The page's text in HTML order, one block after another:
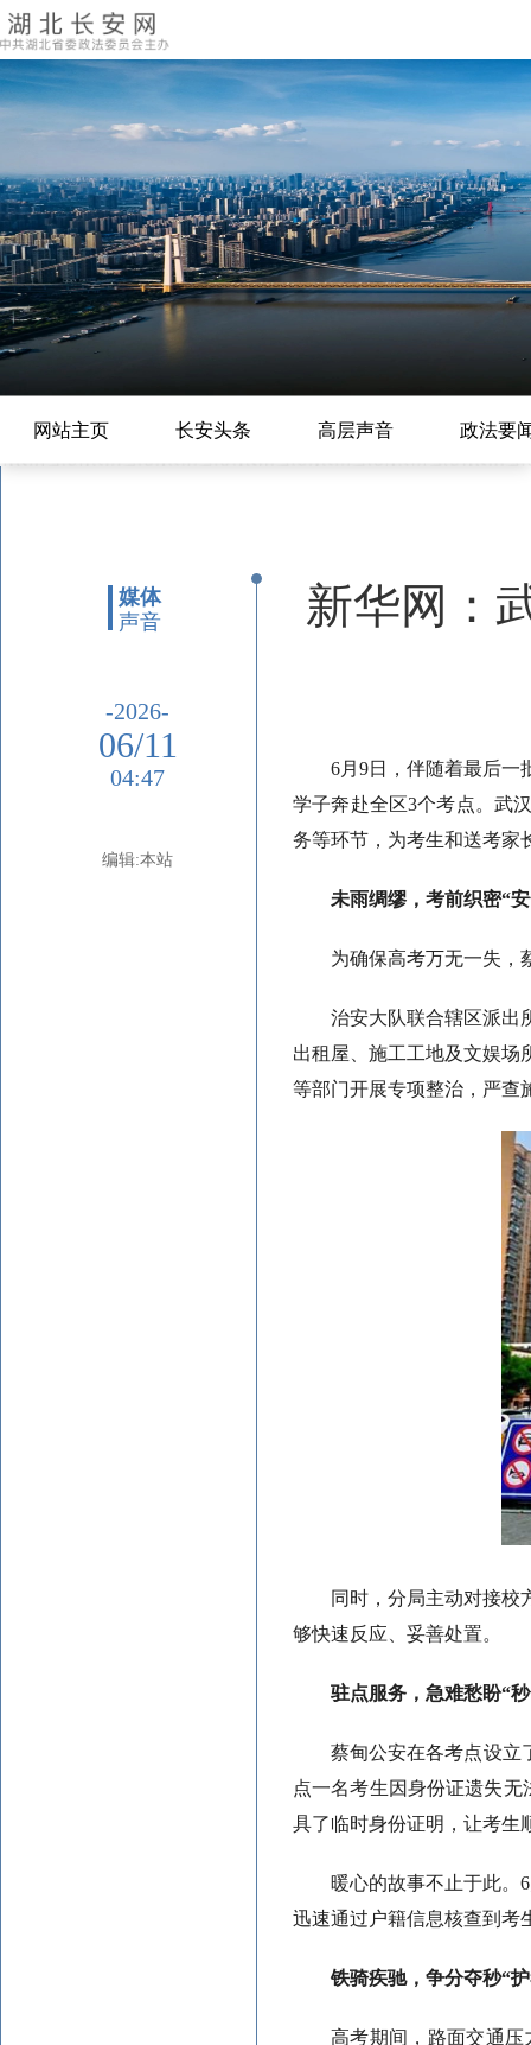
网站主页 长安头条 高层声音 政法要
媒体
声音
-2026-
06/11
04:47
编辑:本站
新华网：
6月9日，伴随着最后一
学子奔赴全区3个考点。武
务等环节，为考生和送考家
未雨绸缪，考前织密“
为确保高考万无一失，
治安大队联合辖区派出
出租屋、施工工地及文娱场
等部门开展专项整治，严查
同时，分局主动对接校
够快速反应、妥善处置。
驻点服务，急难愁盼“
蔡甸公安在各考点设立
点一名考生因身份证遗失
具了临时身份证明，让考生
暖心的故事不止于此。
迅速通过户籍信息核查到考
铁骑疾驰，争分夺秒“
高考期间，路面交通